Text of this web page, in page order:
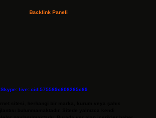
Skype: live:.cid.575569c608265c69